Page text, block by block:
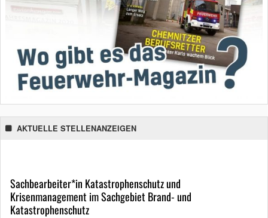
AKTUELLE STELLENANZEIGEN
Sachbearbeiter*in Katastrophenschutz und
Krisenmanagement im Sachgebiet Brand- und
Katastrophenschutz